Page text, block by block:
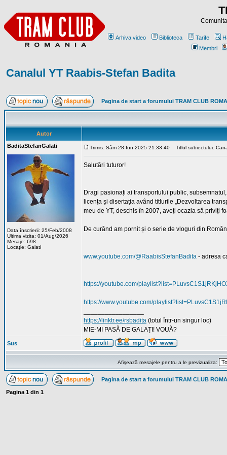
Arhiva video Biblioteca Tarife
Membri
Canalul YT Raabis-Stefan Badita
Pagina de start a forumului TRAM CLUB
Autor
BaditaStefanGalati
Data înscrierii: 25/Feb/2008
Ultima vizita: 01/Aug/2026
Mesaje: 698
Locaţie: Galati
Trimis: Sâm 28 Iun 2025 21:33:40 Titlul subiectului:
Salutări tuturor!
Dragi pasionați ai transportului public,
licența și disertația având titlurile „Dezvoltarea
meu de YT, deschis în 2007, aveți ocazia să priviți
De curând am pornit și o serie de vloguri din
www.youtube.com/@RaabisStefanBadita - adresa
https://youtube.com/
https://www.youtube.com/
https://linktr.ee/rsbadita (totul într-un singur loc)
MIE-MI PASĂ DE GALAȚI! VOUĂ?
Sus
Afişează mesajele pentru a le previzualiza:
Pagina de start a forumului TRAM CLUB
Pagina 1 din 1